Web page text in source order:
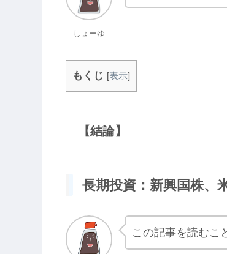
しょーゆ
もくじ [表示]
【結論】
長期投資：新興国株、
この記事を読むこ